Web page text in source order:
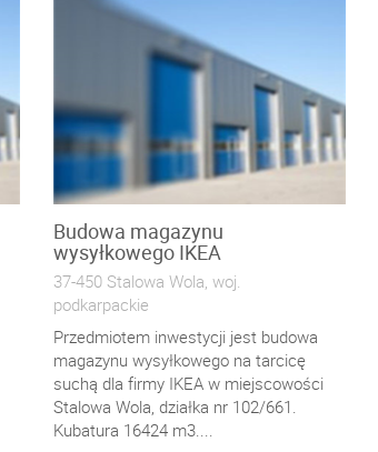
Budowa magazynu
wysyłkowego IKEA
37-450 Stalowa Wola, woj.
podkarpackie
Przedmiotem inwestycji jest budowa
magazynu wysyłkowego na tarcicę
suchą dla firmy IKEA w miejscowości
Stalowa Wola, działka nr 102/661.
Kubatura 16424 m3....